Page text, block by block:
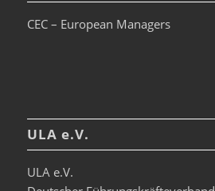
CEC – European Managers
ULA e.V.
ULA e.V.